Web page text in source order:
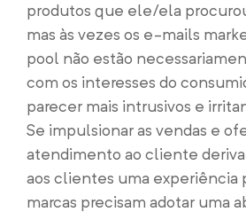
produtos que ele/ela
mas às vezes os e-mails
pool não estão
com os interesses do
parecer mais intrusivos e
Se impulsionar as vendas e
atendimento ao cliente
aos clientes uma experiência
marcas precisam adotar uma